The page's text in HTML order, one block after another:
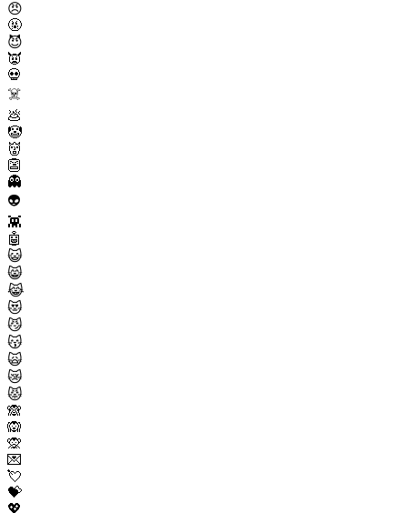
😠
🤬
😈
👿
💀
☠️
💩
🤡
👹
👺
👻
👽
👾
🤖
😺
😸
😹
😻
😼
😽
🙀
😿
😾
🙈
🙉
🙊
💌
💘
💝
💖